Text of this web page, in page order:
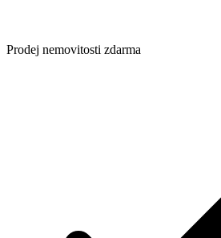
Prodej nemovitosti zdarma